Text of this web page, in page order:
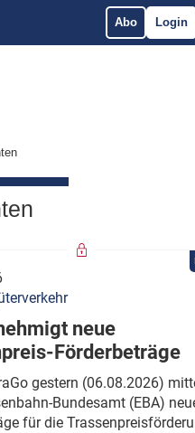
Abo Login
neue
Förderbeträge
gestern (06.08.2026)
Bundesamt (EBA)
für die